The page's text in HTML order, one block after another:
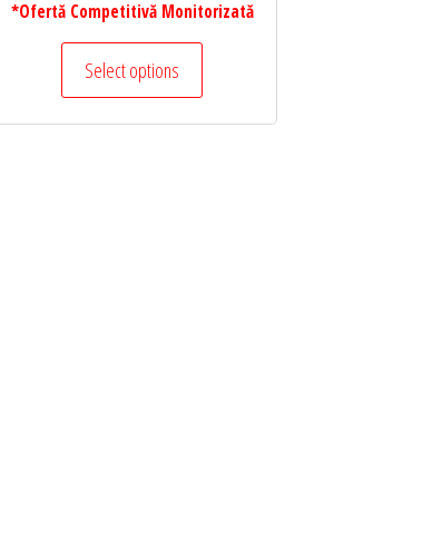
*Ofertă Competitivă Monitorizată
Select options